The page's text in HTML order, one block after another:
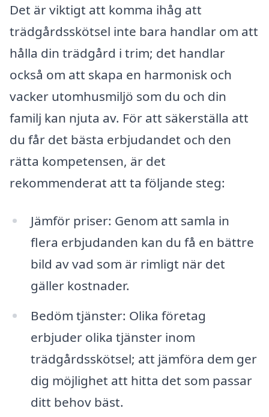
Det är viktigt att komma ihåg att
trädgårdsskötsel inte bara handlar om att
hålla din trädgård i trim; det handlar
också om att skapa en harmonisk och
vacker utomhusmiljö som du och din
familj kan njuta av. För att säkerställa att
du får det bästa erbjudandet och den
rätta kompetensen, är det
rekommenderat att ta följande steg:
Jämför priser: Genom att samla in
flera erbjudanden kan du få en bättre
bild av vad som är rimligt när det
gäller kostnader.
Bedöm tjänster: Olika företag
erbjuder olika tjänster inom
trädgårdsskötsel; att jämföra dem ger
dig möjlighet att hitta det som passar
ditt behov bäst.